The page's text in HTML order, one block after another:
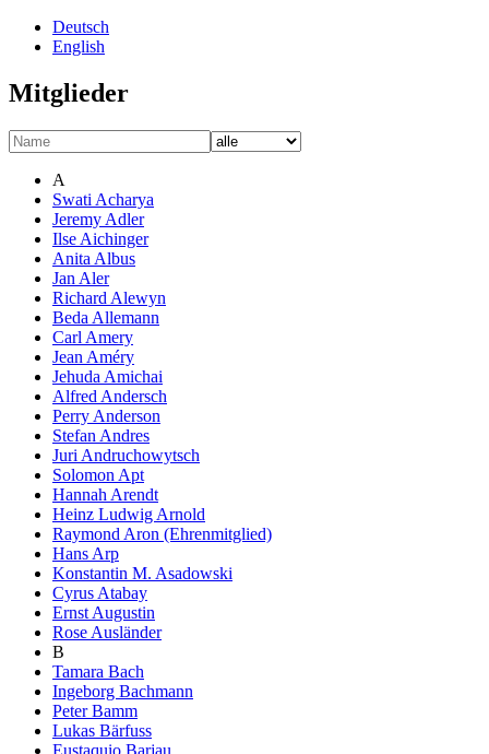
Deutsch
English
Mitglieder
A
Swati Acharya
Jeremy Adler
Ilse Aichinger
Anita Albus
Jan Aler
Richard Alewyn
Beda Allemann
Carl Amery
Jean Améry
Jehuda Amichai
Alfred Andersch
Perry Anderson
Stefan Andres
Juri Andruchowytsch
Solomon Apt
Hannah Arendt
Heinz Ludwig Arnold
Raymond Aron (Ehrenmitglied)
Hans Arp
Konstantin M. Asadowski
Cyrus Atabay
Ernst Augustin
Rose Ausländer
B
Tamara Bach
Ingeborg Bachmann
Peter Bamm
Lukas Bärfuss
Eustaquio Barjau